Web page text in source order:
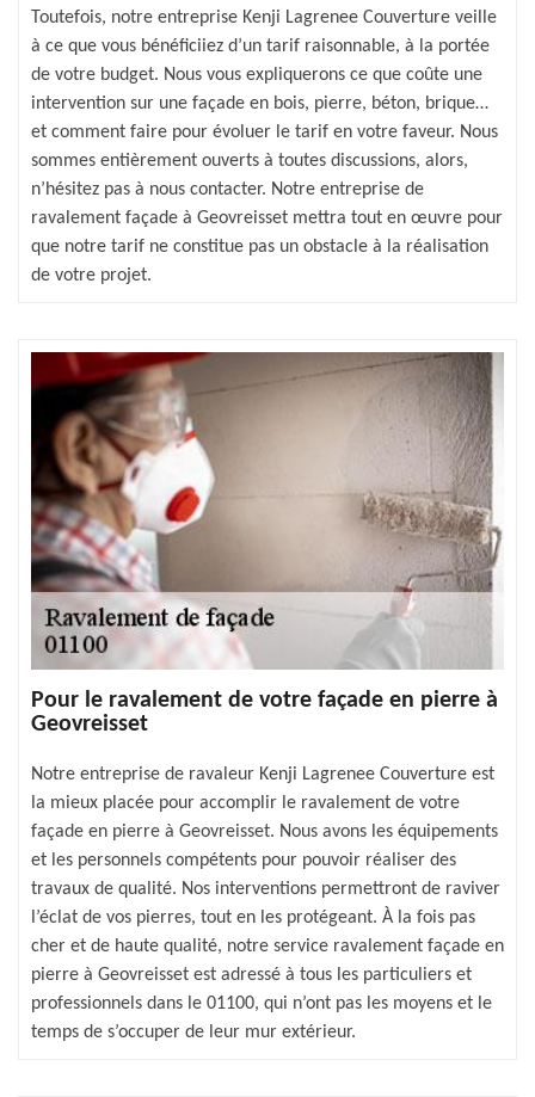
Toutefois, notre entreprise Kenji Lagrenee Couverture veille
à ce que vous bénéficiiez d’un tarif raisonnable, à la portée
de votre budget. Nous vous expliquerons ce que coûte une
intervention sur une façade en bois, pierre, béton, brique…
et comment faire pour évoluer le tarif en votre faveur. Nous
sommes entièrement ouverts à toutes discussions, alors,
n’hésitez pas à nous contacter. Notre entreprise de
ravalement façade à Geovreisset mettra tout en œuvre pour
que notre tarif ne constitue pas un obstacle à la réalisation
de votre projet.
Pour le ravalement de votre façade en pierre à
Geovreisset
Notre entreprise de ravaleur Kenji Lagrenee Couverture est
la mieux placée pour accomplir le ravalement de votre
façade en pierre à Geovreisset. Nous avons les équipements
et les personnels compétents pour pouvoir réaliser des
travaux de qualité. Nos interventions permettront de raviver
l’éclat de vos pierres, tout en les protégeant. À la fois pas
cher et de haute qualité, notre service ravalement façade en
pierre à Geovreisset est adressé à tous les particuliers et
professionnels dans le 01100, qui n’ont pas les moyens et le
temps de s’occuper de leur mur extérieur.